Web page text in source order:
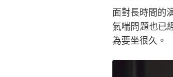
面對長時間的
氣喘問題也已
為要坐很久。